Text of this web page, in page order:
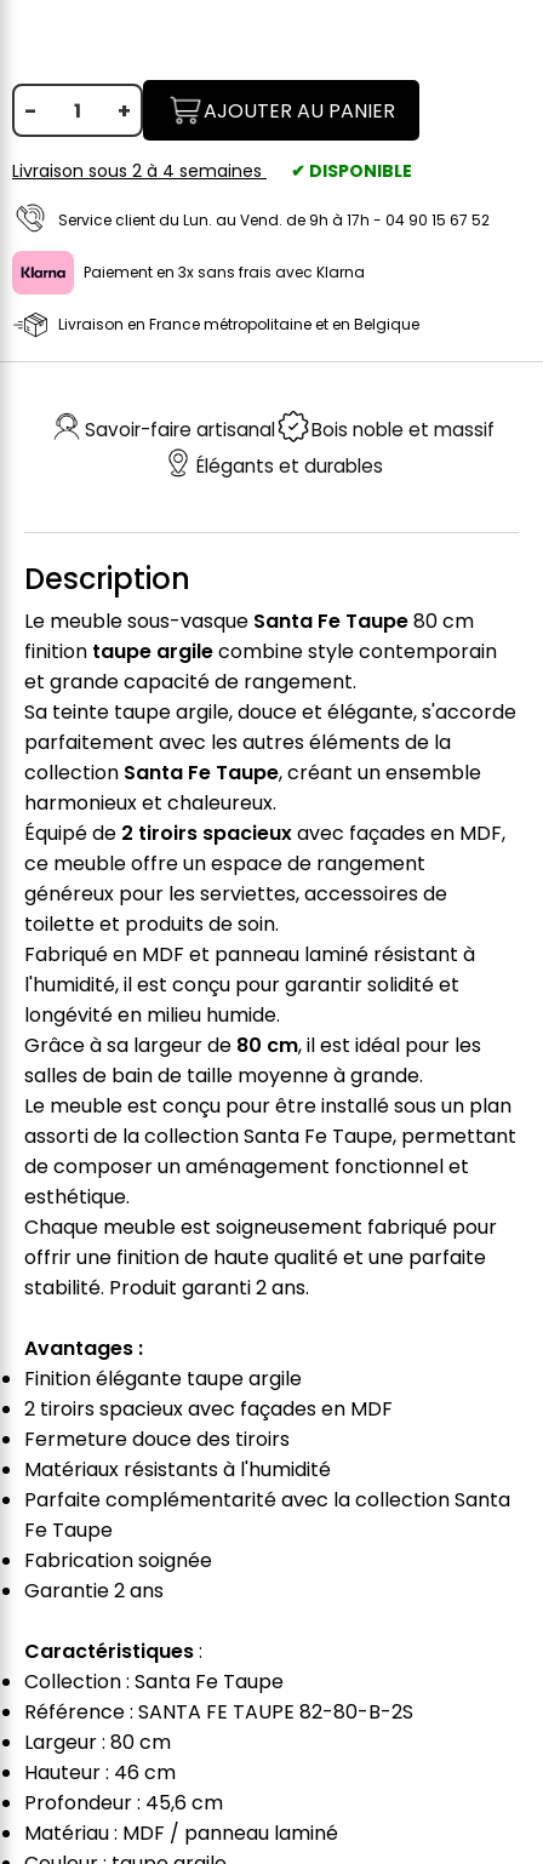
- + AJOUTER AU PANIER
Livraison sous 2 à 4 semaines ✔ DISPONIBLE
Service client du Lun. au Vend. de 9h à 17h - 04 90 15 67 52
Paiement en 3x sans frais avec Klarna
Livraison en France métropolitaine et en Belgique
Savoir-faire artisanal
Bois noble et massif
Élégants et durables
Description
Le meuble sous-vasque Santa Fe Taupe80 cm
finition taupe argilecombine style contemporain
et grande capacité de rangement.
Sa teinte taupe argile, douce et élégante, s'accorde
parfaitement avec les autres éléments de la
collection Santa Fe Taupe, créant un ensemble
harmonieux et chaleureux.
Équipé de 2 tiroirs spacieuxavec façades en MDF,
ce meuble offre un espace de rangement
généreux pour les serviettes, accessoires de
toilette et produits de soin.
Fabriqué en MDF et panneau laminé résistant à
l'humidité, il est conçu pour garantir solidité et
longévité en milieu humide.
Grâce à sa largeur de 80 cm, il est idéal pour les
salles de bain de taille moyenne à grande.
Le meuble est conçu pour être installé sous un plan
assorti de la collection Santa Fe Taupe, permettant
de composer un aménagement fonctionnel et
esthétique.
Chaque meuble est soigneusement fabriqué pour
offrir une finition de haute qualité et une parfaite
stabilité. Produit garanti 2 ans.
Avantages :
Finition élégante taupe argile
2 tiroirs spacieux avec façades en MDF
Fermeture douce des tiroirs
Matériaux résistants à l'humidité
Parfaite complémentarité avec la collection Santa
Fe Taupe
Fabrication soignée
Garantie 2 ans
Caractéristiques:
Collection : Santa Fe Taupe
Référence : SANTA FE TAUPE 82-80-B-2S
Largeur : 80 cm
Hauteur : 46 cm
Profondeur : 45,6 cm
Matériau : MDF / panneau laminé